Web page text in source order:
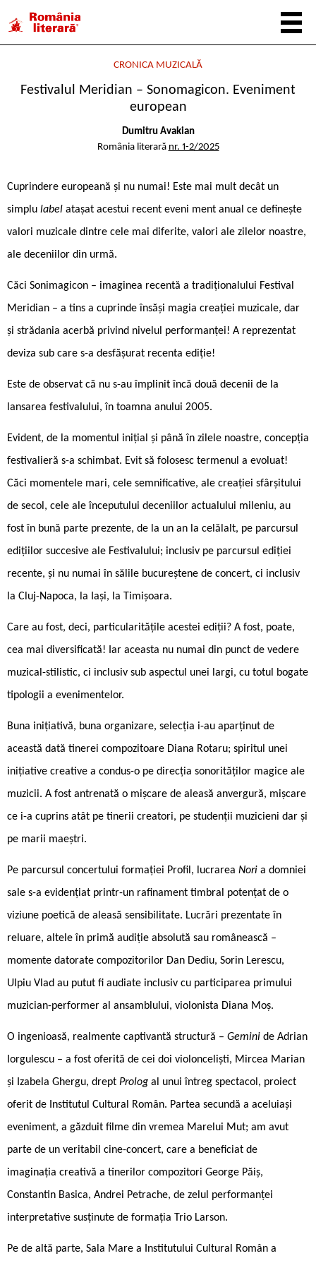
CRONICA MUZICALĂ
Festivalul Meridian – Sonomagicon. Eveniment
european
Dumitru Avakian
România literară nr. 1-2/2025
Cuprindere europeană și nu numai! Este mai mult decât un
simplu label atașat acestui recent eveni ­ment anual ce definește
valori muzicale dintre cele mai diferite, valori ale zilelor noastre,
ale deceniilor din urmă.
Căci Sonimagicon – imaginea recentă a tradiționalului Festival
Meridian – a tins a cuprinde însăși magia creației muzicale, dar
și strădania acerbă privind nivelul performanței! A reprezentat
deviza sub care s-a desfășurat recenta ediție!
Este de observat că nu s-au împlinit încă două decenii de la
lansarea festivalului, în toamna anului 2005.
Evident, de la momentul inițial și până în zilele noastre, concepția
festivalieră s-a schimbat. Evit să folosesc termenul a evoluat!
Căci momentele mari, cele semnificative, ale creației sfârșitului
de secol, cele ale începutului deceniilor actualului mileniu, au
fost în bună parte prezente, de la un an la celălalt, pe parcursul
edițiilor succesive ale Festivalului; inclusiv pe parcursul ediției
recente, și nu numai în sălile bucureștene de concert, ci inclusiv
la Cluj-Napoca, la Iași, la Timișoara.
Care au fost, deci, particularitățile acestei ediții? A fost, poate,
cea mai diversificată! Iar aceasta nu numai din punct de vedere
muzical-stilistic, ci inclusiv sub aspectul unei largi, cu totul bogate
tipologii a evenimentelor.
Buna inițiativă, buna organizare, selecția i-au aparținut de
această dată tinerei compozitoare Diana Rotaru; spiritul unei
inițiative creative a condus-o pe direcția sonorităților magice ale
muzicii. A fost antrenată o mișcare de aleasă anvergură, mișcare
ce i-a cuprins atât pe tinerii creatori, pe studenții muzicieni dar și
pe marii maeștri.
Pe parcursul concertului formației Profil, lucrarea Nori a domniei
sale s-a evidențiat printr-un rafinament timbral potențat de o
viziune poetică de aleasă sensibilitate. Lucrări prezentate în
reluare, altele în primă audiție absolută sau românească –
momente datorate compozitorilor Dan Dediu, Sorin Lerescu,
Ulpiu Vlad au putut fi audiate inclusiv cu participarea primului
muzician-performer al ansamblului, violonista Diana Moș.
O ingenioasă, realmente captivantă structură – Gemini de Adrian
Iorgulescu – a fost oferită de cei doi violonceliști, Mircea Marian
și Izabela Ghergu, drept Prolog al unui întreg spectacol, proiect
oferit de Institutul Cultural Român. Partea secundă a aceluiași
eveniment, a găzduit filme din vremea Marelui Mut; am avut
parte de un veritabil cine-concert, care a beneficiat de
imaginația creativă a tinerilor compozitori George Păiș,
Constantin Basica, Andrei Petrache, de zelul performanței
interpretative susținute de formația Trio Larson.
Pe de altă parte, Sala Mare a Institutului Cultural Român a